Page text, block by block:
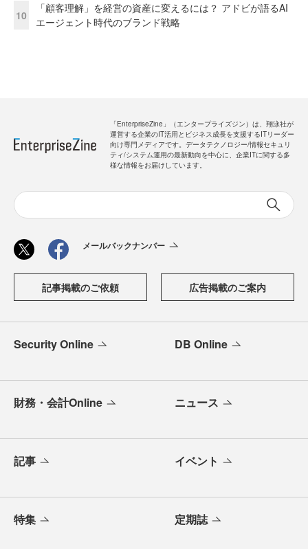
10
「顧客理解」を経営の資産に変えるには？ アドビが語るAI
エージェント時代のブランド戦略
「EnterpriseZine」（エンタープライズジン）は、翔泳社が
運営する企業のIT活用とビジネス成長を支援するITリーダー
向け専門メディアです。データテクノロジー/情報セキュリ
ティ/システム運用の最新動向を中心に、企業ITに関する多
様な情報をお届けしています。
メールバックナンバー
記事掲載のご依頼 広告掲載のご案内
Security Online DB Online
財務・会計Online ニュース
記事 イベント
特集 定期誌